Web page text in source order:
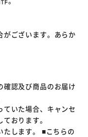
ございます。あらか
認及び商品のお届け
ていた場合、キャンセ
おります。
します。 ■こちらの